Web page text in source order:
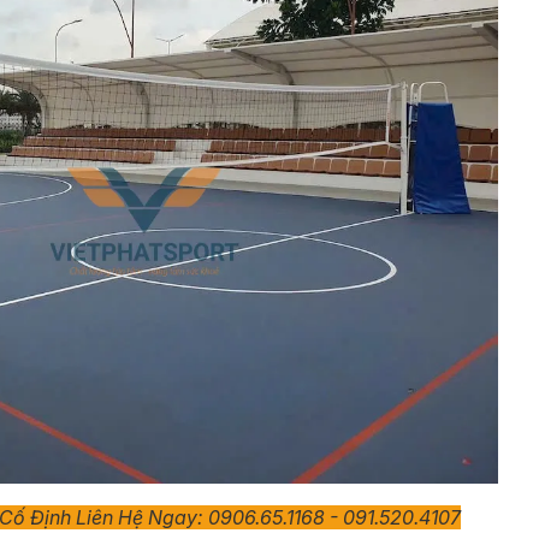
Định Liên Hệ Ngay: 0906.65.1168 - 091.520.4107